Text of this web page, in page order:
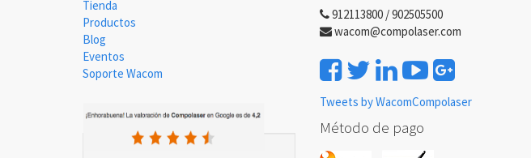
Tienda
Productos
Blog
Eventos
Soporte Wacom
912113800 / 902505500
wacom@compolaser.com
Tweets by WacomCompolaser
Método de pago